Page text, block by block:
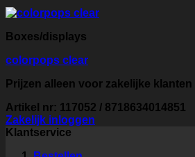
Boxes/displays
colorpops clear
Prijzen alleen voor zakelijke klanten
Artikel nr: 117052 / 8718634014851
Zakelijk inloggen
Klantservice